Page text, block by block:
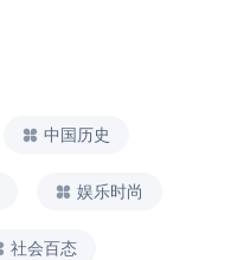
中国历史
娱乐时尚
社会百态